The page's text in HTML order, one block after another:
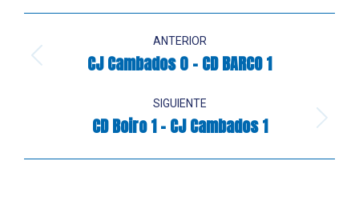
entre
publicaciones
ANTERIOR
Publicación
CJ Cambados 0 – CD BARCO 1
SIGUIENTE
Publicación
CD Boiro 1 – CJ Cambados 1